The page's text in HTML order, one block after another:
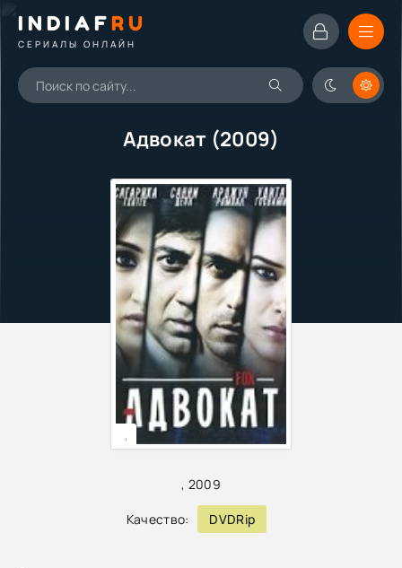
INDIAFRU
СЕРИАЛЫ ОНЛАЙН
Адвокат (2009)
, 2009
Качество: DVDRip
,